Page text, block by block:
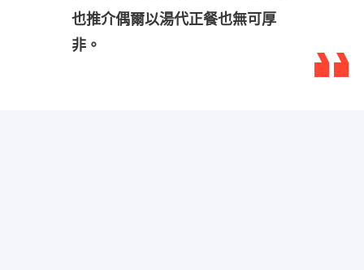
也推介偶爾以湯代正餐也無可厚
非。